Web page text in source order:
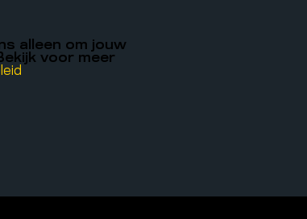
alleen om jouw
voor meer